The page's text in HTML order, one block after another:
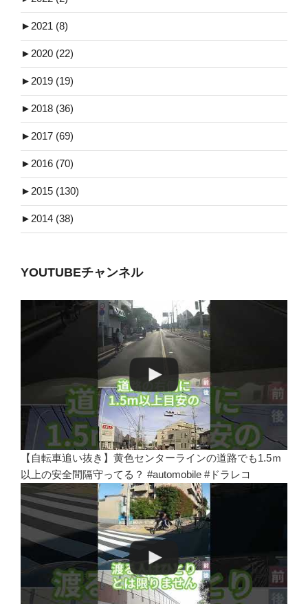
► 2021 (8)
► 2020 (22)
► 2019 (19)
► 2018 (36)
► 2017 (69)
► 2016 (70)
► 2015 (130)
► 2014 (38)
YOUTUBEチャンネル
【自転車追い抜き】黄色センターラインの道路でも1.5ｍ
以上の安全間隔守ってる？ #automobile #ドラレコ